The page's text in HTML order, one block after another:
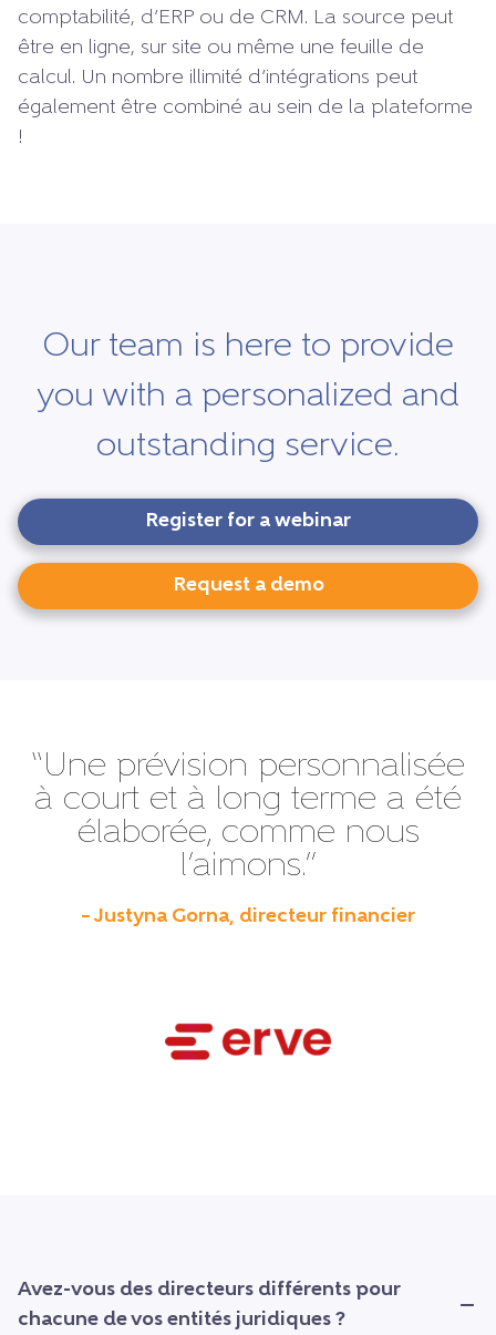
comptabilité, d’ERP ou de CRM. La source peut
être en ligne, sur site ou même une feuille de
calcul. Un nombre illimité d’intégrations peut
également être combiné au sein de la plateforme
!
Our team is here to provide
you with a personalized and
outstanding service.
Register for a webinar
Request a demo
“Une prévision personnalisée
à court et à long terme a été
élaborée, comme nous
l’aimons.”
– Justyna Gorna, directeur financier
Avez-vous des directeurs différents pour
chacune de vos entités juridiques ?